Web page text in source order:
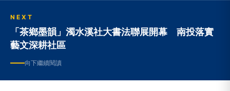
NEXT
「茶鄉墨韻」濁水溪社大書法聯展開幕 南投落實
藝文深耕社區
向下繼續閱讀